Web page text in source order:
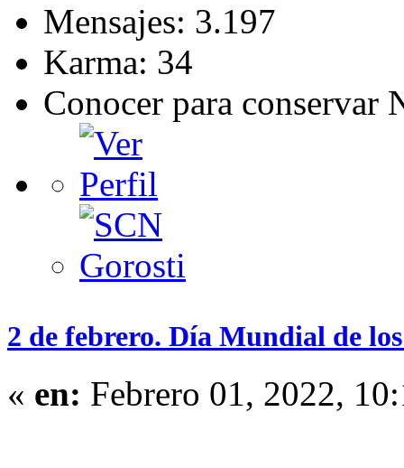
Mensajes: 3.197
Karma: 34
Conocer para conservar
2 de febrero. Día Mundial de
« en: Febrero 01, 2022,